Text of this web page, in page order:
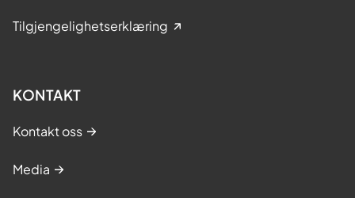
Tilgjengelighetserklæring
KONTAKT
Kontakt oss
Media